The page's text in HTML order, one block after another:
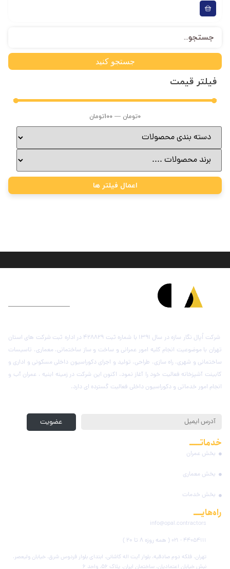
جستجو کنید
فیلتر قیمت
0تومان —
100تومان
اعمال فیلتر ها
شرکت اُپال نگار سازه در سال 1391 با شماره ثبت 428829 در اداره ثبت شرکت های استان
تهران با موضوعیت انجام کلیه امور عمرانی و ساخت و ساز ساختمانی، معماری، تاسیسات
ساختمانی و شهری، راه سازی، طراحی، تولید و اجرای دکوراسیون داخلی مسکونی و اداری و
کابینت آشپزخانه فعالیت خود را آغاز نمود. اکنون این شرکت در زمینه ابنیه ، عمران آب و
انجام امور خدماتی و دکوراسیون داخلی فعالیت گسترده ای دارد.
عضویت
خدماتـــــمجموعه
بخش عمران
بخش معماری
بخش خدمات
راه‌هایــــارتباطی
info@opal.contractors
44054111 - 021 ( همه روزه ۸ تا ۲۰ )
تهران، فلکه دوم صادقیه، بلوار آیت اله کاشانی، ابتدای بلوار فردوس شرق، خیابان ولیعصر،
نبش خیابان اعتمادیان، ساختمان ایران، پلاک ۵۶، واحد ۶